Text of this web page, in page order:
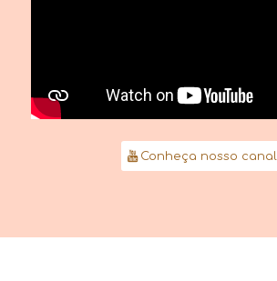
Conheça nosso canal